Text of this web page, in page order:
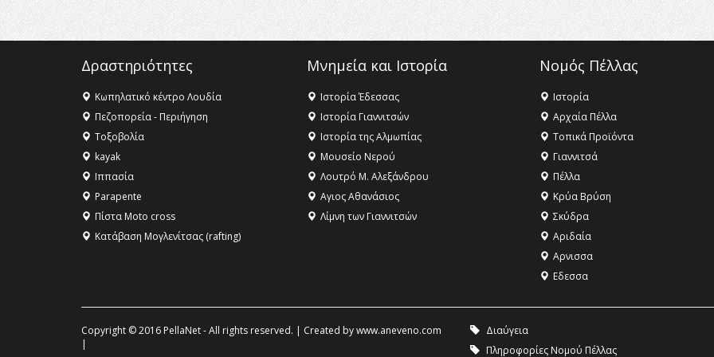
Δραστηριότητες
Κωπηλατικό κέντρο Λουδία
Πεζοπορεία - Περιήγηση
Τοξοβολία
kayak
Ιππασία
Parapente
Πίστα Moto cross
Κατάβαση Μογλενίτσας (rafting)
Μνημεία και Ιστορία
Ιστορία Έδεσσας
Ιστορία Γιαννιτσών
Ιστορία της Αλμωπίας
Μουσείο Νερού
Λουτρό Μ. Αλεξάνδρου
Αγιος Αθανάσιος
Λίμνη των Γιαννιτσών
Νομός Πέλλας
Ιστορία
Αρχαία Πέλλα
Τοπικά Προϊόντα
Γιαννιτσά
Πέλλα
Κρύα Βρύση
Σκύδρα
Αριδαία
Aρνισσα
Eδεσσα
Copyright © 2016 PellaNet - All rights reserved. | Created bywww.aneveno.com
|
Διαύγεια
Πληροφορίες Νομού Πέλλας